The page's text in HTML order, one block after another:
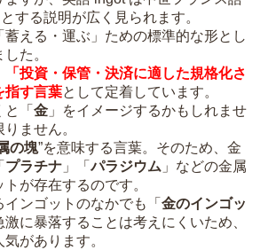
する説明が広く見られます。
える・運ぶ」ための標準的な形とし
た。
「投資・保管・決済に適した規格化さ
指す言葉として定着しています。
「 金 」をイメージするかもしれませ
ません。
の塊”を意味する言葉。そのため、金
プラチナ 」「パラジウム 」などの金属
が存在するのです。
ンゴットのなかでも「 金のインゴッ
激に暴落することは考えにくいため、
があります。